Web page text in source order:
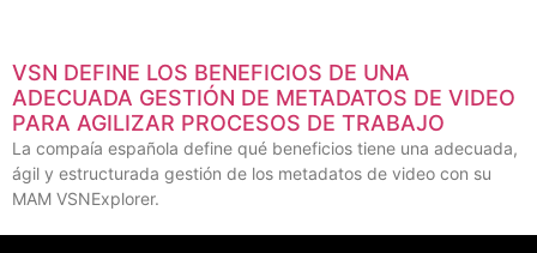
VSN DEFINE LOS BENEFICIOS DE UNA
ADECUADA GESTIÓN DE METADATOS DE VIDEO
PARA AGILIZAR PROCESOS DE TRABAJO
La compaía española define qué beneficios tiene una adecuada,
ágil y estructurada gestión de los metadatos de video con su
MAM VSNExplorer.